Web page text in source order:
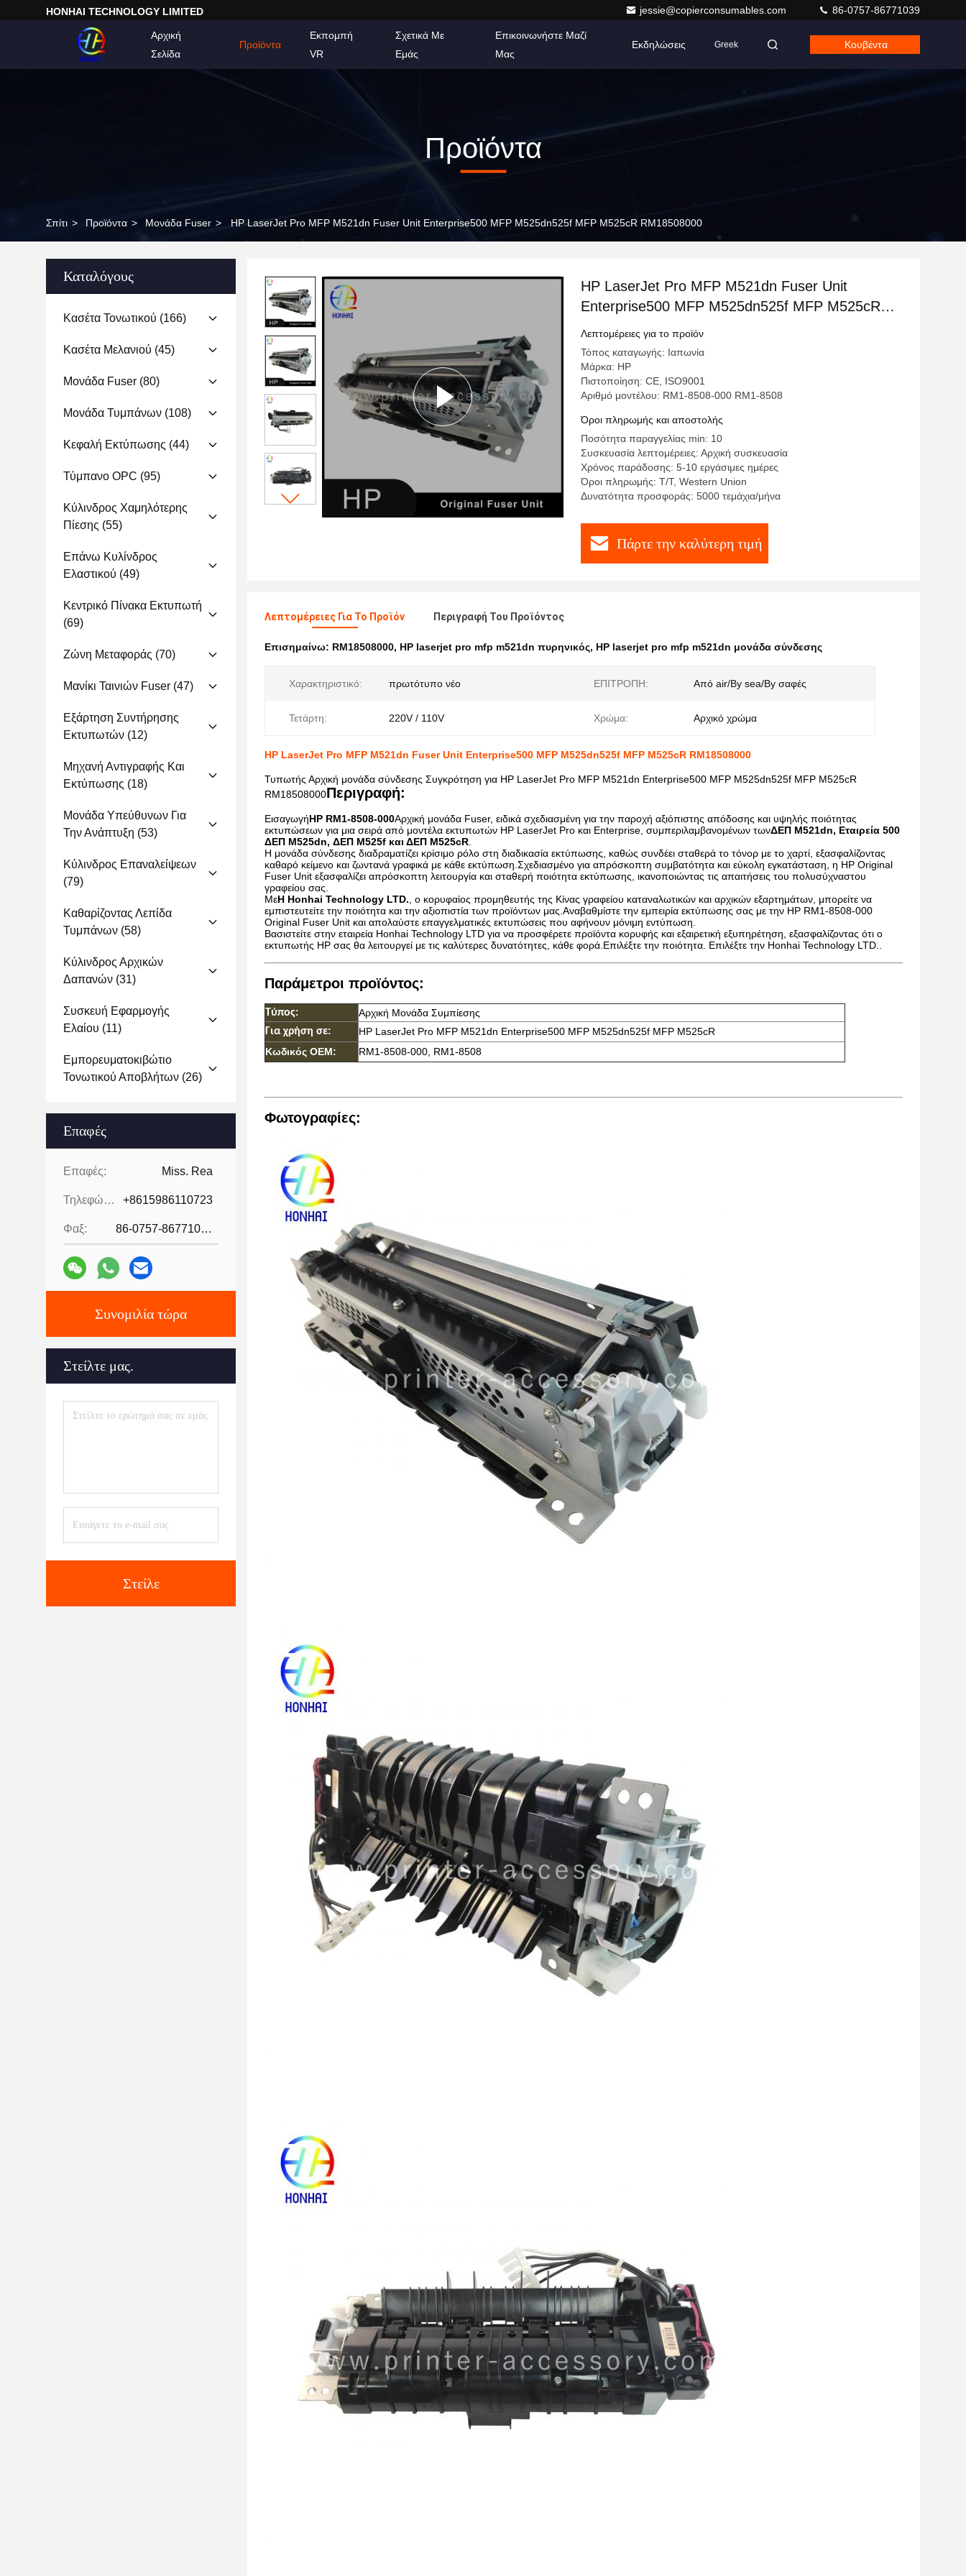
HONHAI TECHNOLOGY LIMITED jessie@copierconsumables.com 86-0757-86771039
Αρχική
Σελίδα
Προϊόντα
Εκπομπή
VR
Σχετικά Με
Εμάς
Επικοινωνήστε Μαζί
Μας
Εκδηλώσεις Greek Κουβέντα
Προϊόντα
Σπίτι > Προϊόντα > Μονάδα Fuser > HP LaserJet Pro MFP M521dn Fuser Unit Enterprise500 MFP M525dn525f MFP M525cR RM18508000
Καταλόγους
Κασέτα Τονωτικού (166)
Κασέτα Μελανιού (45)
Μονάδα Fuser (80)
Μονάδα Τυμπάνων (108)
Κεφαλή Εκτύπωσης (44)
Τύμπανο OPC (95)
Κύλινδρος Χαμηλότερης
Πίεσης (55)
Επάνω Κυλίνδρος
Ελαστικού (49)
Κεντρικό Πίνακα Εκτυπωτή
(69)
Ζώνη Μεταφοράς (70)
Μανίκι Ταινιών Fuser (47)
Εξάρτηση Συντήρησης
Εκτυπωτών (12)
Μηχανή Αντιγραφής Και
Εκτύπωσης (18)
Μονάδα Υπεύθυνων Για
Την Ανάπτυξη (53)
Κύλινδρος Επαναλείψεων
(79)
Καθαρίζοντας Λεπίδα
Τυμπάνων (58)
Κύλινδρος Αρχικών
Δαπανών (31)
Συσκευή Εφαρμογής
Ελαίου (11)
Εμπορευματοκιβώτιο
Τονωτικού Αποβλήτων (26)
Επαφές
Επαφές: Miss. Rea
Τηλεφώνημα: +8615986110723
Φαξ: 86-0757-86771039
Συνομιλία τώρα
Στείλτε μας.
Στείλε
HP LaserJet Pro MFP M521dn Fuser Unit
Enterprise500 MFP M525dn525f MFP M525cR
RM18508000
Λεπτομέρειες για το προϊόν
Τόπος καταγωγής: Ιαπωνία
Μάρκα: HP
Πιστοποίηση: CE, ISO9001
Αριθμό μοντέλου: RM1-8508-000 RM1-8508
Όροι πληρωμής και αποστολής
Ποσότητα παραγγελίας min: 10
Συσκευασία λεπτομέρειες: Αρχική συσκευασία
Χρόνος παράδοσης: 5-10 εργάσιμες ημέρες
Όροι πληρωμής: T/T, Western Union
Δυνατότητα προσφοράς: 5000 τεμάχια/μήνα
Πάρτε την καλύτερη τιμή
Λεπτομέρειες Για Το Προϊόν Περιγραφή Του Προϊόντος
Επισημαίνω: RM18508000, HP laserjet pro mfp m521dn πυρηνικός, HP laserjet pro mfp m521dn μονάδα σύνδεσης
Χαρακτηριστικό: πρωτότυπο νέο ΕΠΙΤΡΟΠΗ: Από air/By sea/By σαφές
Τετάρτη: 220V / 110V Χρώμα: Αρχικό χρώμα
HP LaserJet Pro MFP M521dn Fuser Unit Enterprise500 MFP M525dn525f MFP M525cR RM18508000
Τυπωτής Αρχική μονάδα σύνδεσης Συγκρότηση για HP LaserJet Pro MFP M521dn Enterprise500 MFP M525dn525f MFP M525cR
RM18508000Περιγραφή:
ΕισαγωγήHP RM1-8508-000Αρχική μονάδα Fuser, ειδικά σχεδιασμένη για την παροχή αξιόπιστης απόδοσης και υψηλής ποιότητας
εκτυπώσεων για μια σειρά από μοντέλα εκτυπωτών HP LaserJet Pro και Enterprise, συμπεριλαμβανομένων τωνΔΕΠ M521dn, Εταιρεία 500
ΔΕΠ M525dn, ΔΕΠ M525f και ΔΕΠ M525cR
Η μονάδα σύνδεσης διαδραματίζει κρίσιμο ρόλο στη διαδικασία εκτύπωσης, καθώς συνδέει σταθερά το τόνορ με το χαρτί, εξασφαλίζοντας
καθαρό κείμενο και ζωντανά γραφικά με κάθε εκτύπωση.Σχεδιασμένο για απρόσκοπτη συμβατότητα και εύκολη εγκατάσταση, η HP Original
Fuser Unit εξασφαλίζει απρόσκοπτη λειτουργία και σταθερή ποιότητα εκτύπωσης, ικανοποιώντας τις απαιτήσεις του πολυσύχναστου
γραφείου σας.
ΜεΗ Honhai Technology LTD. , ο κορυφαίος προμηθευτής της Κίνας γραφείου καταναλωτικών και αρχικών εξαρτημάτων, μπορείτε να
εμπιστευτείτε την ποιότητα και την αξιοπιστία των προϊόντων μας.Αναβαθμίστε την εμπειρία εκτύπωσης σας με την HP RM1-8508-000
Original Fuser Unit και απολαύστε επαγγελματικές εκτυπώσεις που αφήνουν μόνιμη εντύπωση.
Βασιστείτε στην εταιρεία Honhai Technology LTD για να προσφέρετε προϊόντα κορυφής και εξαιρετική εξυπηρέτηση, εξασφαλίζοντας ότι ο
εκτυπωτής HP σας θα λειτουργεί με τις καλύτερες δυνατότητες, κάθε φορά.Επιλέξτε την ποιότητα. Επιλέξτε την Honhai Technology LTD..
Παράμετροι προϊόντος:
Τύπος:
Αρχική Μονάδα Συμπίεσης
Για χρήση σε:
HP LaserJet Pro MFP M521dn Enterprise500 MFP M525dn525f MFP M525cR
Κωδικός OEM:
RM1-8508-000, RM1-8508
Φωτογραφίες: